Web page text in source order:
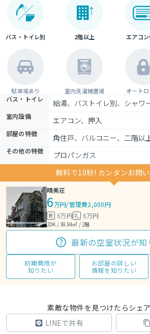
バス・トイレ別 2階以上 エアコ
駐車場あり 室内洗濯機置場 オート
バス・トイレ 給湯、バストイレ別、シャワ
室内設備 エアコン、押入
部屋の特徴 角住戸、バルコニー、二階以
その他の特徴
プロパンガス
無料で10秒! カンタンお問
晴美荘
6万円/管理費2,000円
敷 6万円礼 6万円
2DK / 38.84㎡ / 2階
最新の空室状況が知
初期費用が
知りたい
お部屋の詳しい
情報を知りたい
素敵な物件を見つけたらシェ
LINEで共有